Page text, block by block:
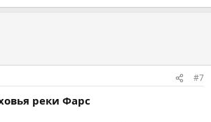
#7
реки Фарс